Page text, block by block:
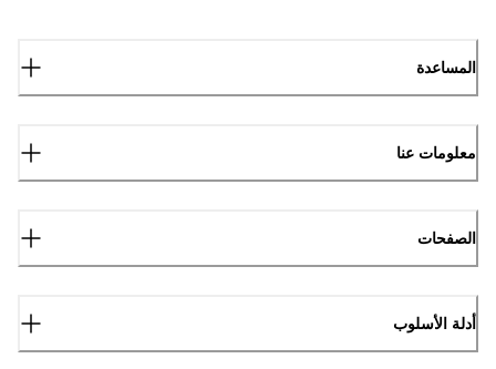
المساعدة
معلومات عنا
الصفحات
أدلة الأسلوب